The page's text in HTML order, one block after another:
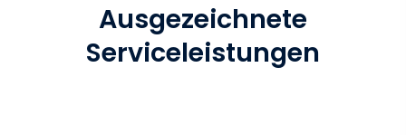
Ausgezeichnete
Serviceleistungen